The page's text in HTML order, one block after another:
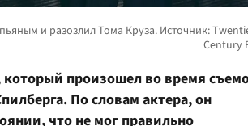
который произошел во время
По словам актера, он
что не мог правильно